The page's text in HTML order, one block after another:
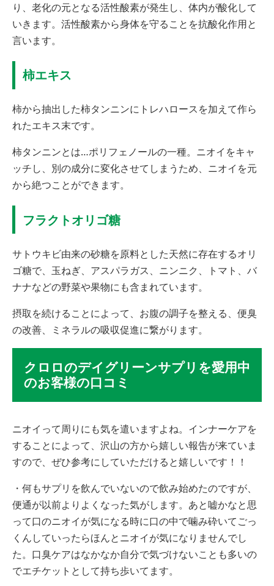
り、老化の元となる活性酸素が発生し、体内が酸化して
いきます。活性酸素から身体を守ることを抗酸化作用と
言います。
柿エキス
柿から抽出した柿タンニンにトレハロースを加えて作ら
れたエキス末です。
柿タンニンとは…ポリフェノールの一種。ニオイをキャ
ッチし、別の成分に変化させてしまうため、ニオイを元
から絶つことができます。
フラクトオリゴ糖
サトウキビ由来の砂糖を原料とした天然に存在するオリ
ゴ糖で、玉ねぎ、アスパラガス、ニンニク、トマト、バ
ナナなどの野菜や果物にも含まれています。
摂取を続けることによって、お腹の調子を整える、便臭
の改善、ミネラルの吸収促進に繋がります。
クロロのデイグリーンサプリを愛用中
のお客様の口コミ
ニオイって周りにも気を遣いますよね。インナーケアを
することによって、沢山の方から嬉しい報告が来ていま
すので、ぜひ参考にしていただけると嬉しいです！！
・何もサプリを飲んでいないので飲み始めたのですが、
便通が以前よりよくなった気がします。あと嘘かなと思
って口のニオイが気になる時に口の中で噛み砕いてごっ
くんしていったらほんとニオイが気になりませんでし
た。口臭ケアはなかなか自分で気づけないことも多いの
でエチケットとして持ち歩いてます。